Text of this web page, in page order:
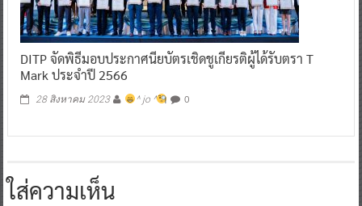
DITP จัดพิธีมอบประกาศนียบัตรเชิดชูเกียรติผู้ได้รับตรา T
Mark ประจำปี 2566
28 สิงหาคม 2023 ^ jo ^ 0
ใส่ความเห็น